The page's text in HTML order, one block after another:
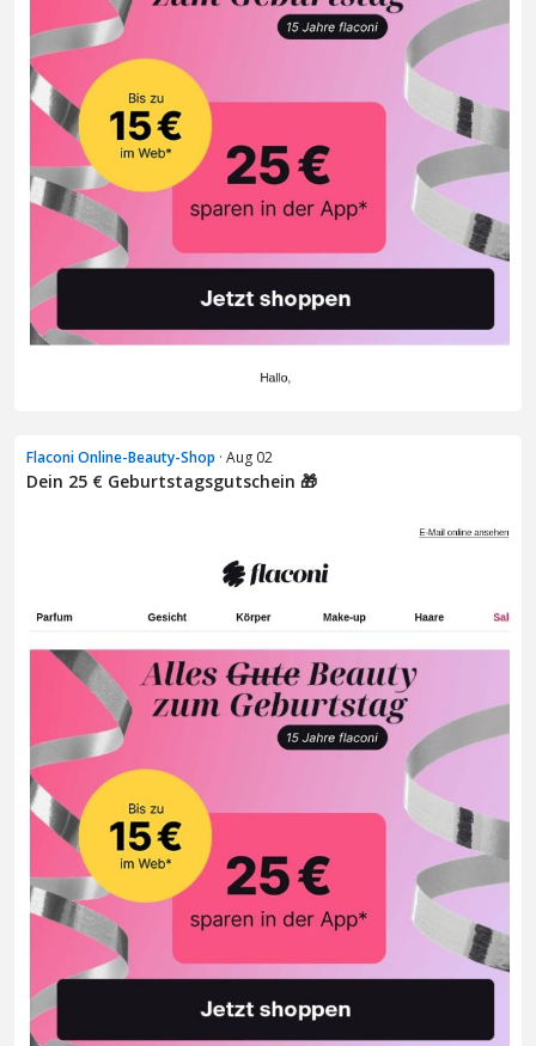
Flaconi Online-Beauty-Shop · Aug 02
Dein 25 € Geburtstagsgutschein 🎁